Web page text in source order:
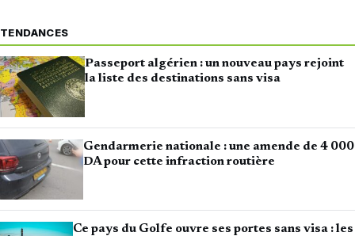
TENDANCES
Passeport algérien : un nouveau pays rejoint
la liste des destinations sans visa
Gendarmerie nationale : une amende de 4 000
DA pour cette infraction routière
Ce pays du Golfe ouvre ses portes sans visa : les